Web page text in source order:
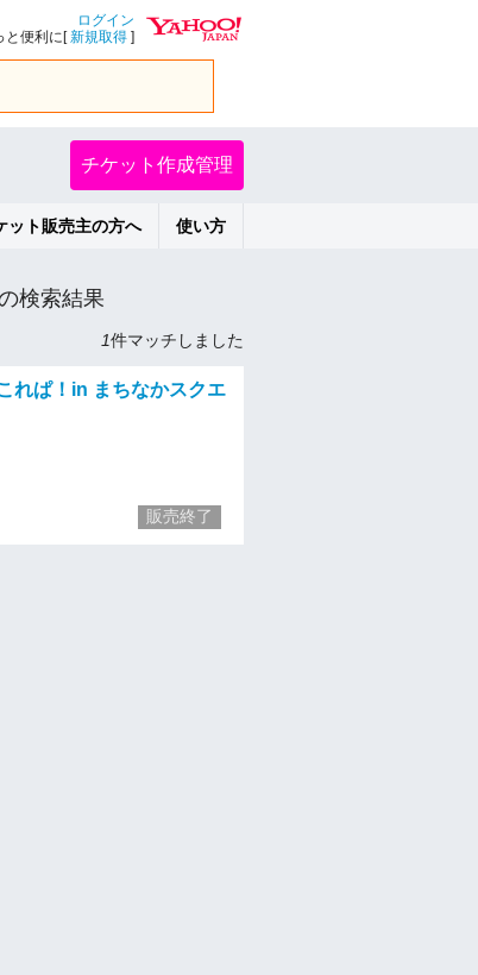
ログイン
と便利に[新規取得 ]
チケット作成管理
ット販売主の方へ 使い方
検索結果
1件マッチしました
れぱ！in まちなかスクエ
販売終了